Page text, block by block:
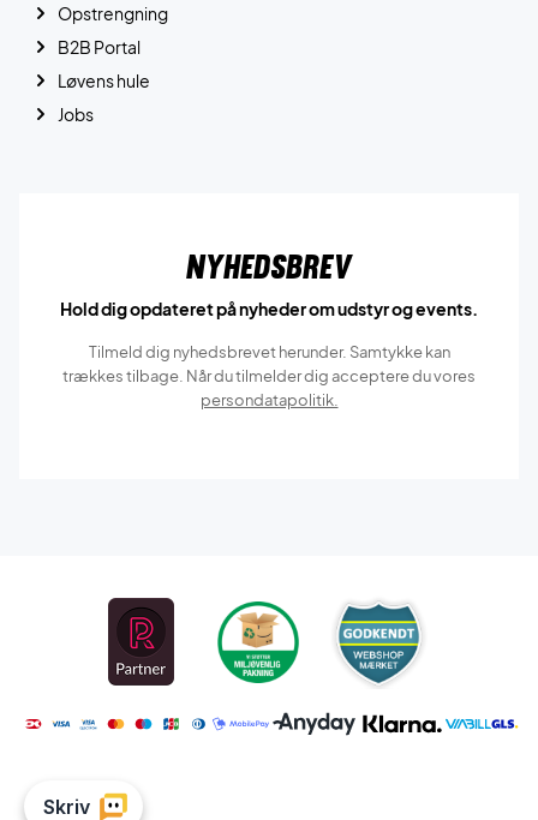
Opstrengning
B2B Portal
Løvens hule
Jobs
Nyhedsbrev
Hold dig opdateret på nyheder om udstyr og events.
Tilmeld dig nyhedsbrevet herunder. Samtykke kan
trækkes tilbage. Når du tilmelder dig acceptere du vores
persondatapolitik.